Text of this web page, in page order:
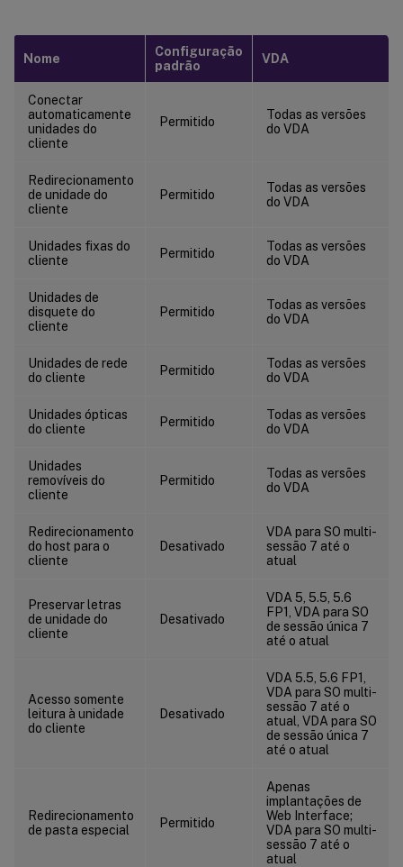
Nome
Configuração
padrão
VDA
Conectar
automaticamente
unidades do
cliente
Permitido
Todas as versões
do VDA
Redirecionamento
de unidade do
cliente
Permitido
Todas as versões
do VDA
Unidades fixas do
cliente
Permitido
Todas as versões
do VDA
Unidades de
disquete do
cliente
Permitido
Todas as versões
do VDA
Unidades de rede
do cliente
Permitido
Todas as versões
do VDA
Unidades ópticas
do cliente
Permitido
Todas as versões
do VDA
Unidades
removíveis do
cliente
Permitido
Todas as versões
do VDA
Redirecionamento
do host para o
cliente
Desativado
VDA para SO multi-
sessão 7 até o
atual
Preservar letras
de unidade do
cliente
Desativado
VDA 5, 5.5, 5.6
FP1, VDA para SO
de sessão única 7
até o atual
Acesso somente
leitura à unidade
do cliente
Desativado
VDA 5.5, 5.6 FP1,
VDA para SO multi-
sessão 7 até o
atual, VDA para SO
de sessão única 7
até o atual
Redirecionamento
de pasta especial
Permitido
Apenas
implantações de
Web Interface;
VDA para SO multi-
sessão 7 até o
atual